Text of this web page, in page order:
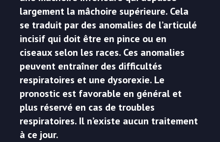
largement la mâchoire supérieure. Cela
se traduit par des anomalies de l’articulé
incisif qui doit être en pince ou en
ciseaux selon les races. Ces anomalies
peuvent entraîner des difficultés
respiratoires et une dysorexie. Le
pronostic est favorable en général et
plus réservé en cas de troubles
respiratoires. Il n’existe aucun traitement
à ce jour.